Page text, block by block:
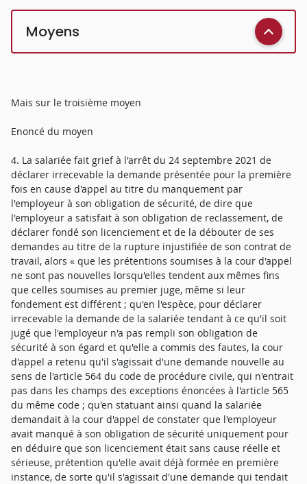
Moyens
Mais sur le troisième moyen
Enoncé du moyen
4. La salariée fait grief à l'arrêt du 24 septembre 2021 de
déclarer irrecevable la demande présentée pour la première
fois en cause d'appel au titre du manquement par
l'employeur à son obligation de sécurité, de dire que
l'employeur a satisfait à son obligation de reclassement, de
déclarer fondé son licenciement et de la débouter de ses
demandes au titre de la rupture injustifiée de son contrat de
travail, alors « que les prétentions soumises à la cour d'appel
ne sont pas nouvelles lorsqu'elles tendent aux mêmes fins
que celles soumises au premier juge, même si leur
fondement est différent ; qu'en l'espèce, pour déclarer
irrecevable la demande de la salariée tendant à ce qu'il soit
jugé que l'employeur n'a pas rempli son obligation de
sécurité à son égard et qu'elle a commis des fautes, la cour
d'appel a retenu qu'il s'agissait d'une demande nouvelle au
sens de l'article 564 du code de procédure civile, qui n'entrait
pas dans les champs des exceptions énoncées à l'article 565
du même code ; qu'en statuant ainsi quand la salariée
demandait à la cour d'appel de constater que l'employeur
avait manqué à son obligation de sécurité uniquement pour
en déduire que son licenciement était sans cause réelle et
sérieuse, prétention qu'elle avait déjà formée en première
instance, de sorte qu'il s'agissait d'une demande qui tendait